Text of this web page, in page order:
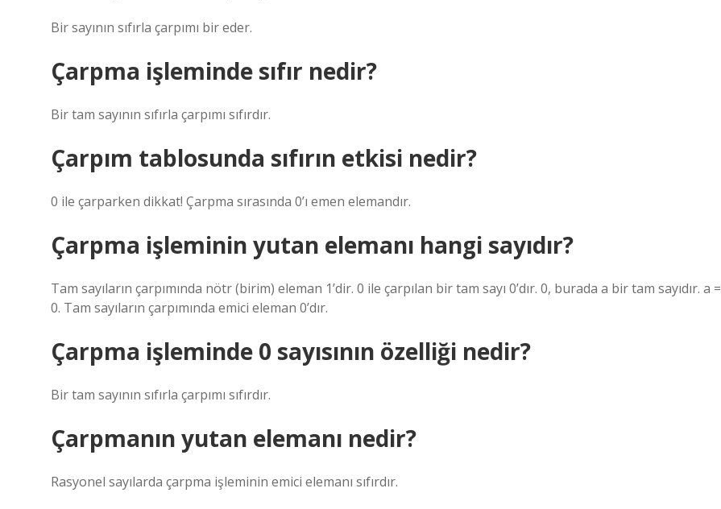
Bir sayının sıfırla çarpımı bir eder.
Çarpma işleminde sıfır nedir?
Bir tam sayının sıfırla çarpımı sıfırdır.
Çarpım tablosunda sıfırın etkisi nedir?
0 ile çarparken dikkat! Çarpma sırasında 0’ı emen elemandır.
Çarpma işleminin yutan elemanı hangi sayıdır?
Tam sayıların çarpımında nötr (birim) eleman 1’dir. 0 ile çarpılan bir tam sayı 0’dır. 0, burada a bir tam sayıdır. a =
0. Tam sayıların çarpımında emici eleman 0’dır.
Çarpma işleminde 0 sayısının özelliği nedir?
Bir tam sayının sıfırla çarpımı sıfırdır.
Çarpmanın yutan elemanı nedir?
Rasyonel sayılarda çarpma işleminin emici elemanı sıfırdır.